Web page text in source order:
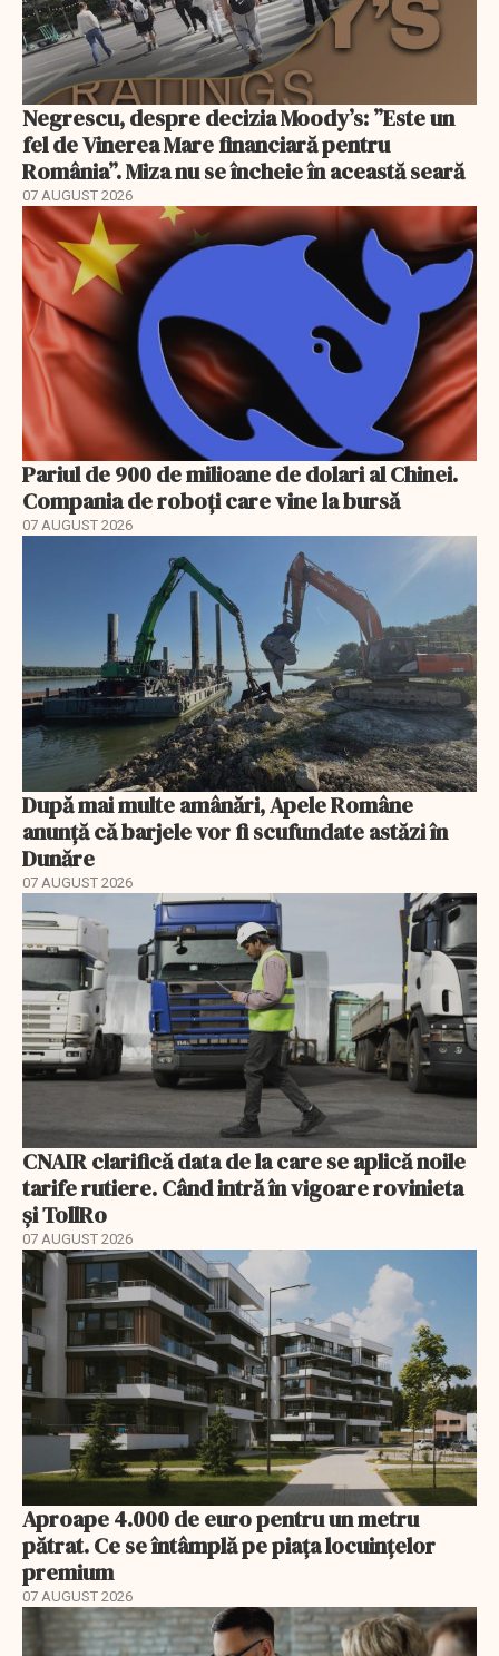
Negrescu, despre decizia Moody’s: ”Este un
fel de Vinerea Mare financiară pentru
România”. Miza nu se încheie în această seară
07 AUGUST 2026
Pariul de 900 de milioane de dolari al Chinei.
Compania de roboți care vine la bursă
07 AUGUST 2026
După mai multe amânări, Apele Române
anunță că barjele vor fi scufundate astăzi în
Dunăre
07 AUGUST 2026
CNAIR clarifică data de la care se aplică noile
tarife rutiere. Când intră în vigoare rovinieta
și TollRo
07 AUGUST 2026
Aproape 4.000 de euro pentru un metru
pătrat. Ce se întâmplă pe piața locuințelor
premium
07 AUGUST 2026